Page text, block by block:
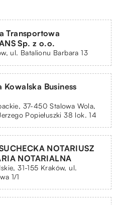
Transportowa
Sp. z o.o.
ul. Batalionu Barbara 13
Kowalska Business
37-450 Stalowa Wola,
Popiełuszki 38 lok. 14
NOTARIUSZ
NOTARIALNA
31-155 Kraków, ul.
1/1